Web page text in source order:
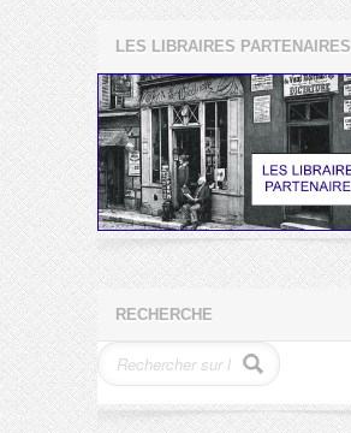
LES LIBRAIRES PARTENAIRES
RECHERCHE